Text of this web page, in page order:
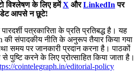
विश्लेषण के लिए हमेंX औरLinkedIn पर
आपसे न छूटे!
पत्रकारिता के प्रति प्रतिबद्ध है। यह
संपादकीय नीति के अनुरूप तैयार किया गया
समय पर जानकारी प्रदान करना है। पाठकों
पुष्टि करने के लिए प्रोत्साहित किया जाता है।
cointelegraph.in/editorial-policy